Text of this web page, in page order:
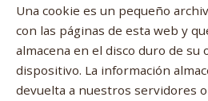
Una cookie es un pequeño
con las páginas de esta web y
almacena en el disco duro de su
dispositivo. La información
devuelta a nuestros servidores